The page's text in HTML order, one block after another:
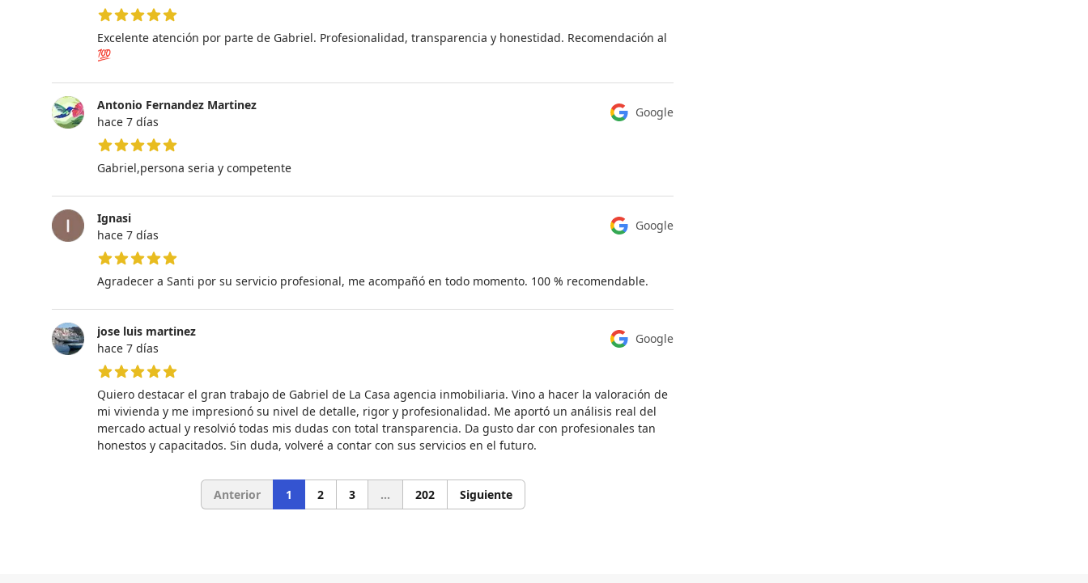
5 de 5 estrellas
Excelente atención por parte de Gabriel. Profesionalidad, transparencia y honestidad. Recomendación al
💯
Google
Antonio Fernandez Martinez
hace 7 días
5 de 5 estrellas
Gabriel,persona seria y competente
Google
Ignasi
hace 7 días
5 de 5 estrellas
Agradecer a Santi por su servicio profesional, me acompañó en todo momento. 100 % recomendable.
Google
jose luis martinez
hace 7 días
5 de 5 estrellas
Quiero destacar el gran trabajo de Gabriel de La Casa agencia inmobiliaria. Vino a hacer la valoración de
mi vivienda y me impresionó su nivel de detalle, rigor y profesionalidad. Me aportó un análisis real del
mercado actual y resolvió todas mis dudas con total transparencia. Da gusto dar con profesionales tan
honestos y capacitados. Sin duda, volveré a contar con sus servicios en el futuro.
Anterior 1 2 3 ... 202 Siguiente